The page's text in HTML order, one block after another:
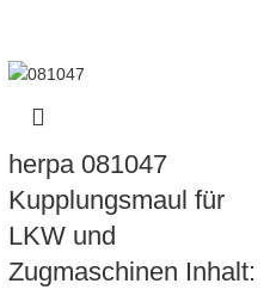
herpa 081047
Kupplungsmaul für
LKW und
Zugmaschinen Inhalt: